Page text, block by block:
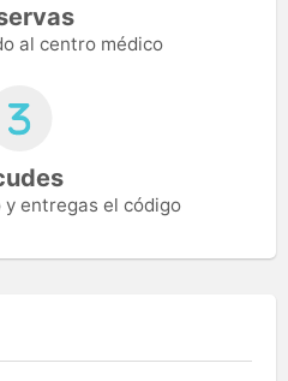
al centro médico
entregas el código